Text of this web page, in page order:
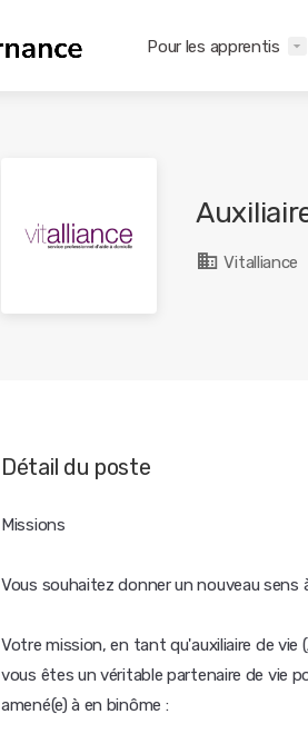
Pour les apprentis
Vitalliance
Détail du poste
Missions
Vous souhaitez donner un nouveau sens
Votre mission, en tant qu'auxiliaire de
vous êtes un véritable partenaire de vie
amené(e) à en binôme :